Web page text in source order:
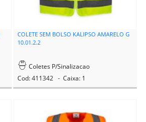
COLETE SEM BOLSO KALIPSO AMARELO G
10.01.2.2
Coletes P/Sinalizacao
Cod: 411342 - Caixa: 1